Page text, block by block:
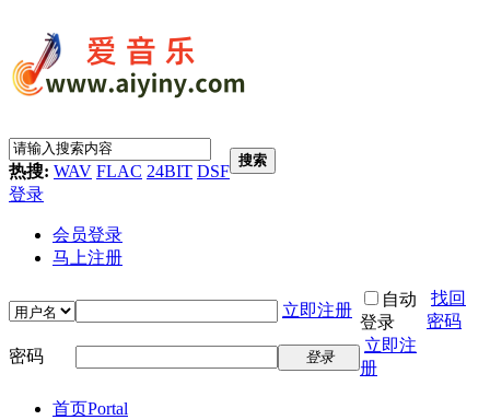
热搜: WAV FLAC 24BIT DSF
搜索
登录
会员登录
马上注册
立即注册
自动
登录
找回
密码
密码
登录
立即注
册
首页Portal